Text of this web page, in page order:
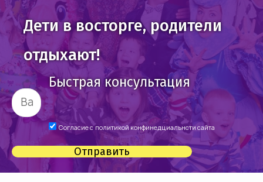
Дети в восторге, родители
отдыхают!
Быстрая консультация
Согласие с политикой конфинедциальнсти сайта
Отправить